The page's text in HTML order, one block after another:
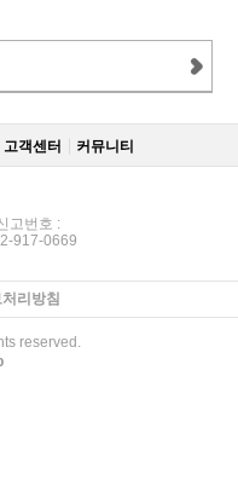
고객센터 커뮤니티
고번호 :
917-0669
리방침
reserved.